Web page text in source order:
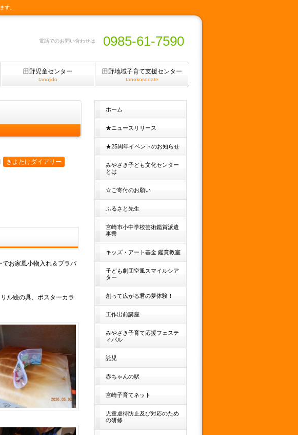
す。
電話でのお問い合わせは 0985-61-7590
田野児童センター
tanojido
田野地域子育て支援センター
tanokosodate
きよたけダイアリー
お家風小物入れ＆プラバ
ル絵の具、ポスターカラ
ホーム
★ニュースリリース
★25周年イベントのお知らせ
みやざき子ども文化センター
とは
☆ご寄付のお願い
ふるさと先生
宮崎市小中学校芸術鑑賞派遣
事業
キッズ・アート基金 鑑賞教室
子ども劇団空風スマイルシア
ター
創って広がる君の夢体験！
工作出前講座
みやざき子育て応援フェステ
ィバル
託児
赤ちゃんの駅
宮崎子育てネット
児童虐待防止及び対応のため
の研修